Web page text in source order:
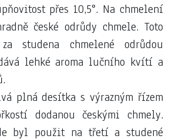
přes 10,5°. Na chmelení
české odrůdy chmele. Toto
studena chmelené odrůdou
lehké aroma lučního kvítí a
plná desítka s výrazným řízem
dodanou českými chmely.
byl použit na třetí a studené